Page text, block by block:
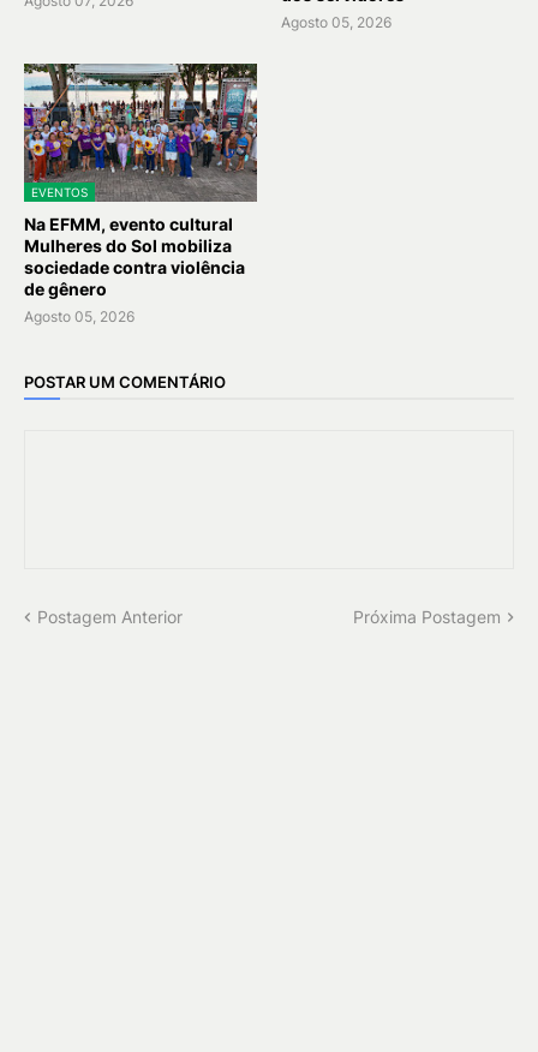
Agosto 05, 2026
EVENTOS
Na EFMM, evento cultural
Mulheres do Sol mobiliza
sociedade contra violência
de gênero
Agosto 05, 2026
POSTAR UM COMENTÁRIO
Postagem Anterior Próxima Postagem